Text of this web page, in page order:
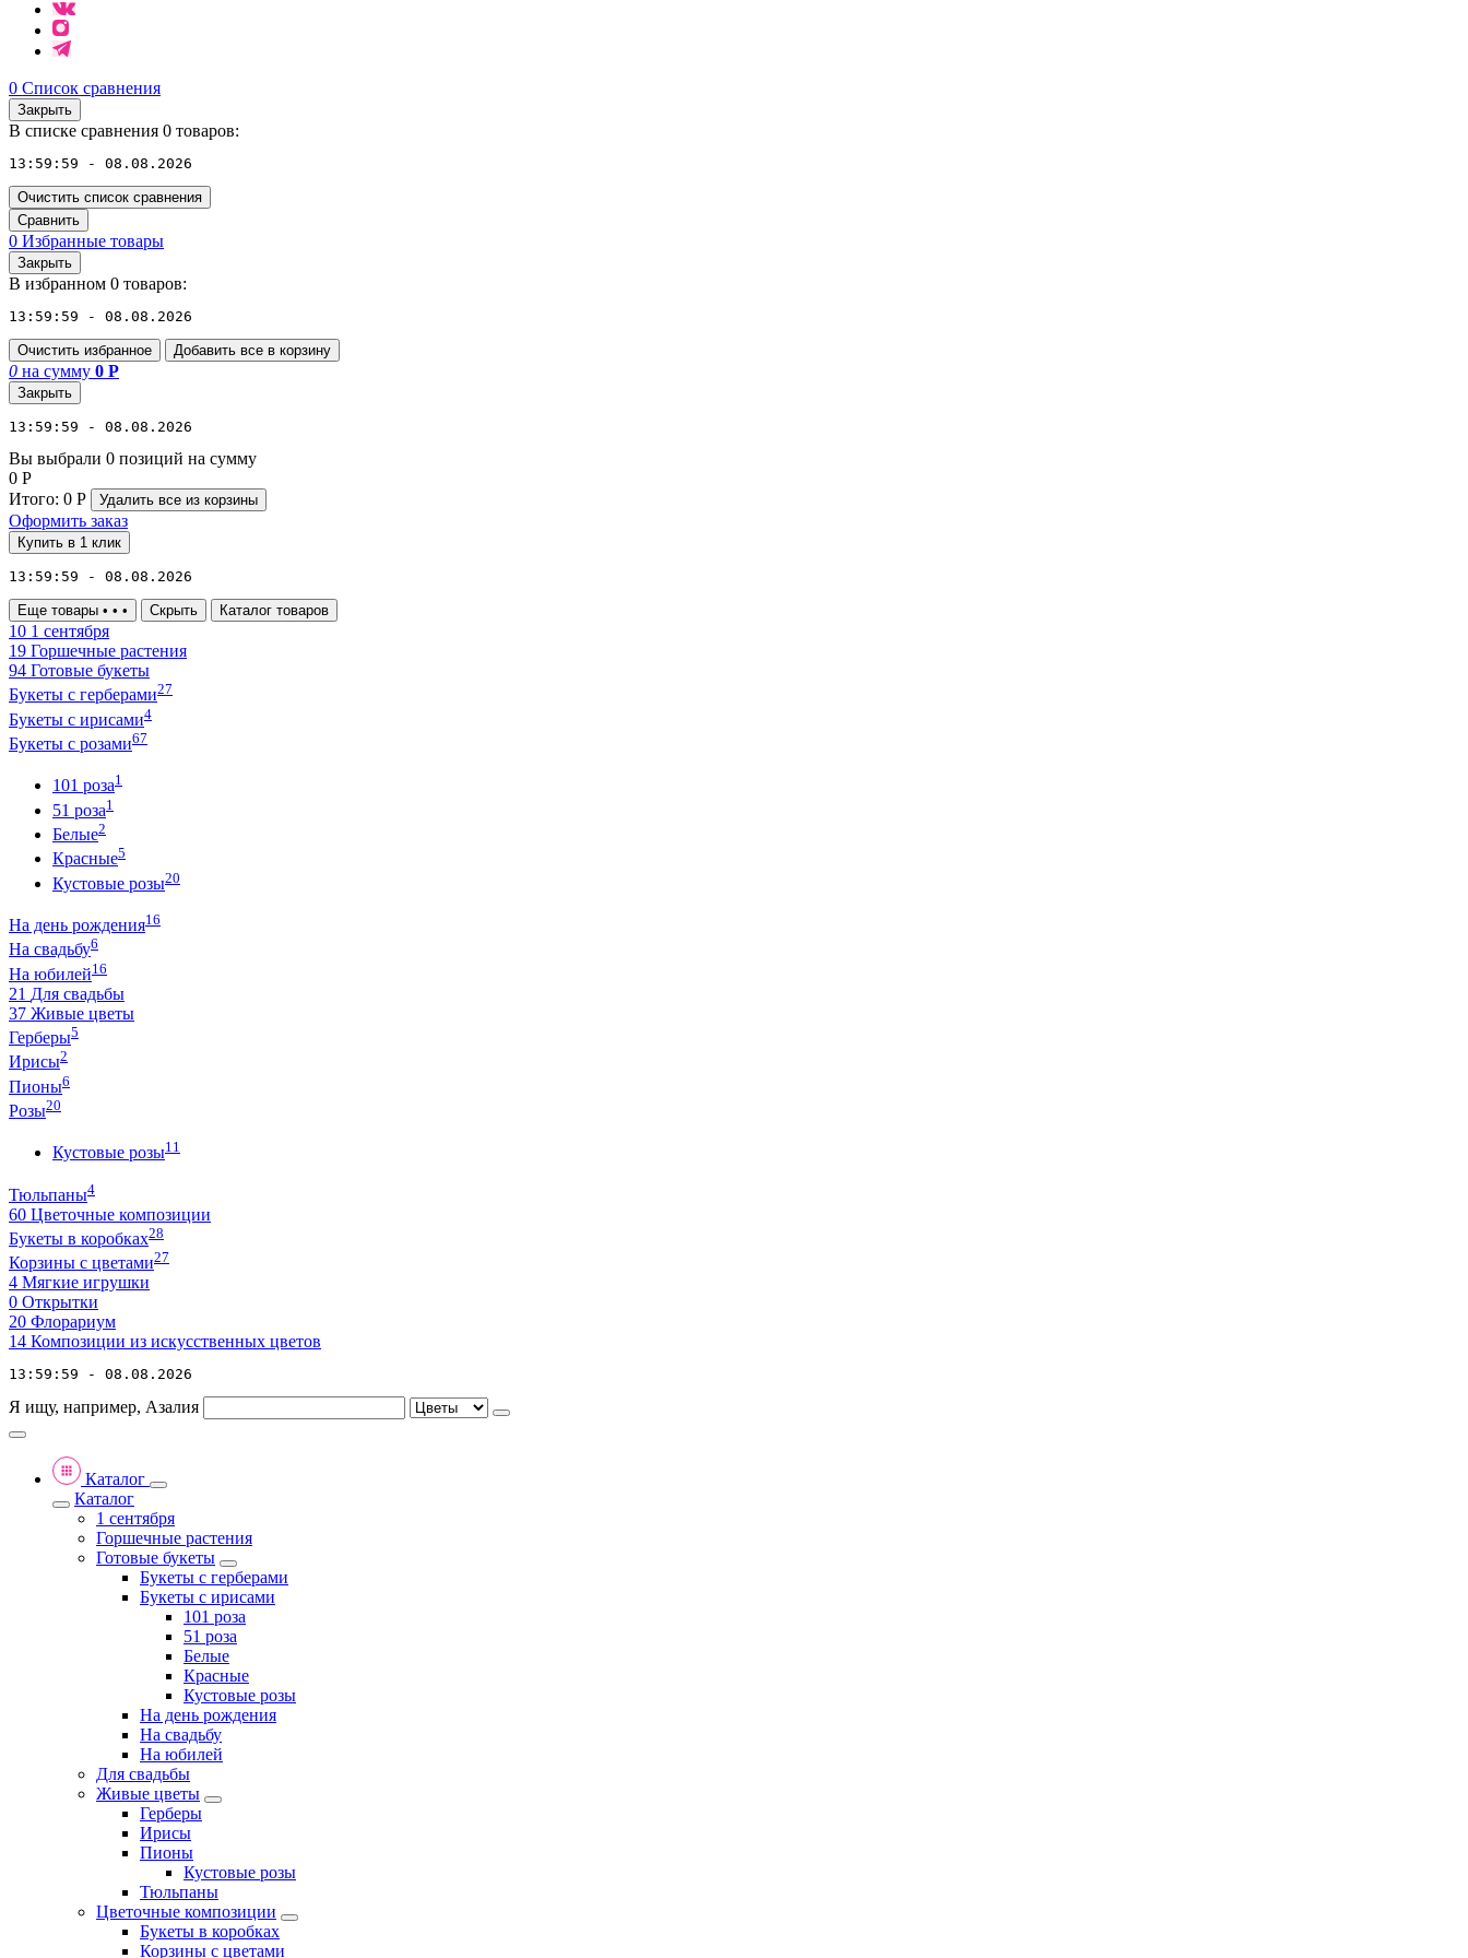
0 Список сравнения
Закрыть
В списке сравнения 0 товаров:
13:59:59 - 08.08.2026
Очистить список сравнения
Сравнить
0 Избранные товары
Закрыть
В избранном 0 товаров:
13:59:59 - 08.08.2026
Очистить избранное Добавить все в корзину
0 на сумму 0 Р
Закрыть
13:59:59 - 08.08.2026
Вы выбрали 0 позиций на сумму
0 Р
Итого: 0 Р Удалить все из корзины
Оформить заказ
Купить в 1 клик
13:59:59 - 08.08.2026
Еще товары • • • Скрыть Каталог товаров
10 1 сентября
19 Горшечные растения
94 Готовые букеты
Букеты с герберами27
Букеты с ирисами4
Букеты с розами67
101 роза1
51 роза1
Белые2
Красные5
Кустовые розы20
На день рождения16
На свадьбу6
На юбилей16
21 Для свадьбы
37 Живые цветы
Герберы5
Ирисы2
Пионы6
Розы20
Кустовые розы11
Тюльпаны4
60 Цветочные композиции
Букеты в коробках28
Корзины с цветами27
4 Мягкие игрушки
0 Открытки
20 Флорариум
14 Композиции из искусственных цветов
13:59:59 - 08.08.2026
Я ищу, например, Азалия
Каталог
Каталог
1 сентября
Горшечные растения
Готовые букеты
Букеты с герберами
Букеты с ирисами
101 роза
51 роза
Белые
Красные
Кустовые розы
На день рождения
На свадьбу
На юбилей
Для свадьбы
Живые цветы
Герберы
Ирисы
Пионы
Кустовые розы
Тюльпаны
Цветочные композиции
Букеты в коробках
Корзины с цветами